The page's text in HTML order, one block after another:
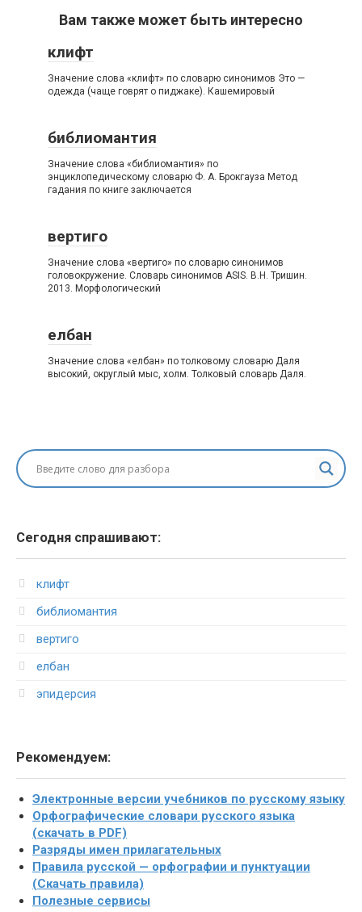
Вам также может быть интересно
клифт
Значение слова «клифт» по словарю синонимов Это —
одежда (чаще говрят о пиджаке). Кашемировый
библиомантия
Значение слова «библиомантия» по
энциклопедическому словарю Ф. А. Брокгауза Метод
гадания по книге заключается
вертиго
Значение слова «вертиго» по словарю синонимов
головокружение. Словарь синонимов ASIS. В.Н. Тришин.
2013. Морфологический
елбан
Значение слова «елбан» по толковому словарю Даля
высокий, округлый мыс, холм. Толковый словарь Даля.
Сегодня спрашивают:
клифт
библиомантия
вертиго
елбан
эпидерсия
Рекомендуем:
Электронные версии учебников по русскому языку
Орфографические словари русского языка
(скачать в PDF)
Разряды имен прилагательных
Правила русской — орфографии и пунктуации
(Скачать правила)
Полезные сервисы